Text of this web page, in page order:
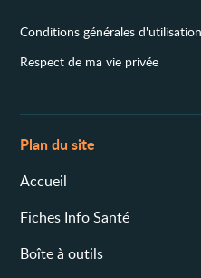
Conditions générales d'utilisation
Respect de ma vie privée
Plan du site
Accueil
Fiches Info Santé
Boîte à outils